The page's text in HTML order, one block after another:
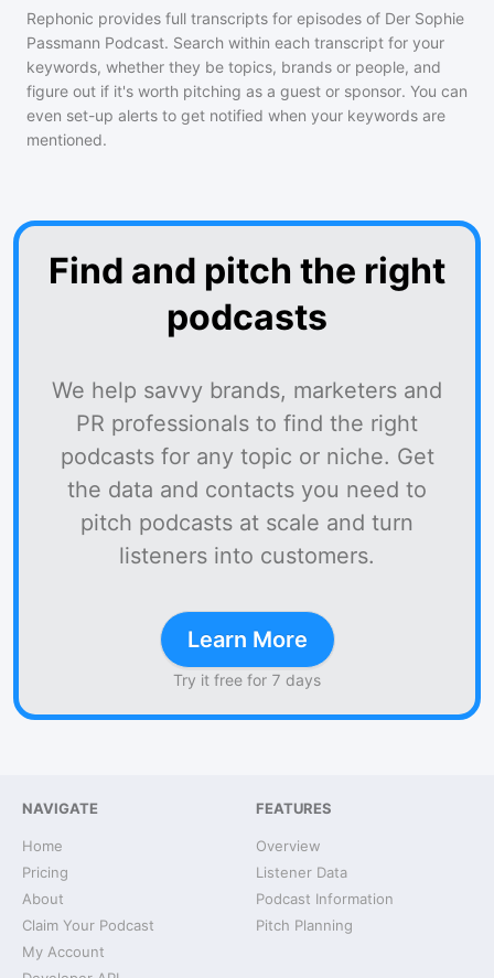
Rephonic provides full transcripts for episodes of Der Sophie
Passmann Podcast. Search within each transcript for your
keywords, whether they be topics, brands or people, and
figure out if it's worth pitching as a guest or sponsor. You can
even set-up alerts to get notified when your keywords are
mentioned.
Find and pitch the right
podcasts
We help savvy brands, marketers and
PR professionals to find the right
podcasts for any topic or niche. Get
the data and contacts you need to
pitch podcasts at scale and turn
listeners into customers.
Learn More
Try it free for 7 days
NAVIGATE
Home
Pricing
About
Claim Your Podcast
My Account
FEATURES
Overview
Listener Data
Podcast Information
Pitch Planning